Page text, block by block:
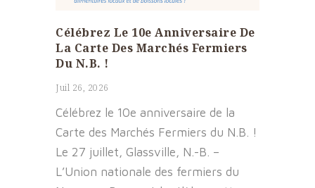
Célébrez Le 10e Anniversaire De
La Carte Des Marchés Fermiers
Du N.B. !
Juil 26, 2026
Célébrez le 10e anniversaire de la
Carte des Marchés Fermiers du N.B. !
Le 27 juillet, Glassville, N.-B. –
L’Union nationale des fermiers du